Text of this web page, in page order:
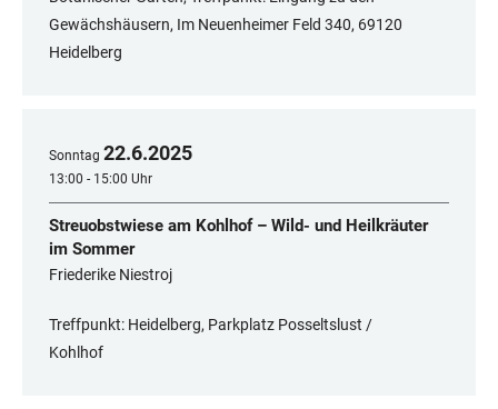
Gewächshäusern, Im Neuenheimer Feld 340, ​​​​​​​69120
Heidelberg
Sonntag 22.6.2025
13:00 - 15:00 Uhr
Streuobstwiese am Kohlhof – Wild- und Heilkräuter
im Sommer
Friederike Niestroj
Treffpunkt: Heidelberg, Parkplatz Posseltslust /
Kohlhof